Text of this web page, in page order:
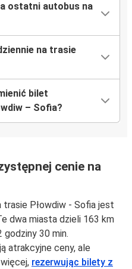
ostatni autobus na
na trasie
bilet
– Sofia?
cenie na
trasie Płowdiw - Sofia jest
dwa miasta dzieli 163 km
godziny 30 min.
atrakcyjne ceny, ale
rezerwując bilety z